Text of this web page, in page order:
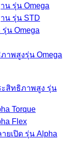
น รุ่น Omega
น รุ่น STD
น Omega
าพสูงรุ่น Omega
สิทธิภาพสูง รุ่น
Torque
Flex
ยเปิด รุ่น Alpha